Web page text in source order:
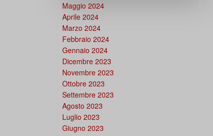
Maggio 2024
Aprile 2024
Marzo 2024
Febbraio 2024
Gennaio 2024
Dicembre 2023
Novembre 2023
Ottobre 2023
Settembre 2023
Agosto 2023
Luglio 2023
Giugno 2023